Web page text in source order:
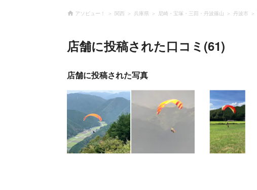
アソビュー！ 関西 兵庫県 尼崎・宝塚・三田・丹波篠山 丹波市
店舗に投稿された口コミ(61)
店舗に投稿された写真